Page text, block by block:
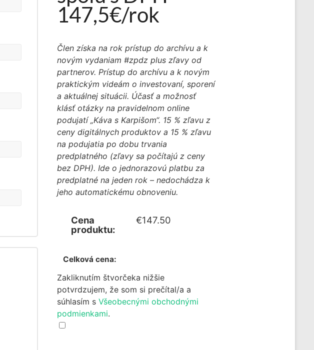
147,5€/rok
Člen získa na rok prístup do archívu a k
novým vydaniam #zpdz plus zľavy od
partnerov. Prístup do archívu a k novým
praktickým videám o investovaní, sporení
a aktuálnej situácii. Účasť a možnosť
klásť otázky na pravidelnom online
podujatí „Káva s Karpišom“. 15 % zľavu z
ceny digitálnych produktov a 15 % zľavu
na podujatia po dobu trvania
predplatného (zľavy sa počítajú z ceny
bez DPH). Ide o jednorazovú platbu za
predplatné na jeden rok – nedochádza k
jeho automatickému obnoveniu.
Cena
produktu:
€147.50
Celková cena:
Zakliknutím štvorčeka nižšie
potvrdzujem, že som si prečítal/a a
súhlasím s Všeobecnými obchodnými
podmienkami.